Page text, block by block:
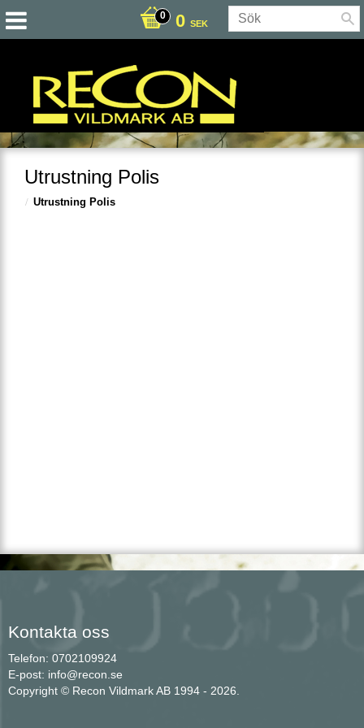
0 SEK
Utrustning Polis
Utrustning Polis
Kontakta oss
Telefon: 0702109924
E-post: info@recon.se
Copyright © Recon Vildmark AB 1994 - 2026.